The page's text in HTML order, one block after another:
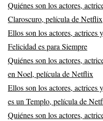
Quiénes son los actores,
Claroscuro, película de Netflix
Ellos son los actores, actrices
Felicidad es para Siempre
Quiénes son los actores,
en Noel, película de Netflix
Ellos son los actores, actrices
es un Templo, película de
Quiénes son los actores,